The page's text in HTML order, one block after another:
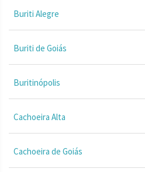
Buriti Alegre
Buriti de Goiás
Buritinópolis
Cachoeira Alta
Cachoeira de Goiás